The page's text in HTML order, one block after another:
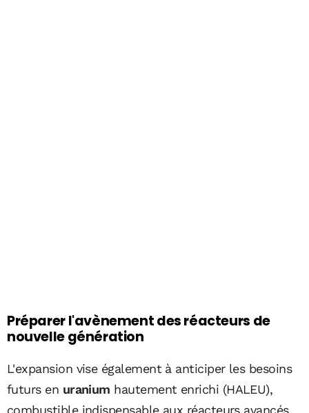
Préparer l'avènement des réacteurs de
nouvelle génération
L'expansion vise également à anticiper les besoins
futurs en uranium hautement enrichi (HALEU),
combustible indispensable aux réacteurs avancés